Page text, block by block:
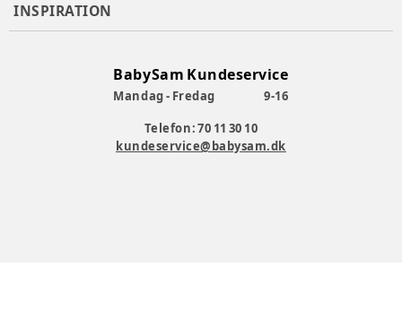
INSPIRATION
BabySam Kundeservice
Mandag - Fredag
9-16
Telefon: 70 11 30 10
kundeservice@babysam.dk